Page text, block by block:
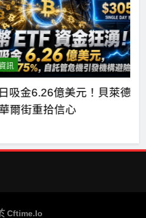
億美元！貝萊德IBIT
拾信心
Cftime.io